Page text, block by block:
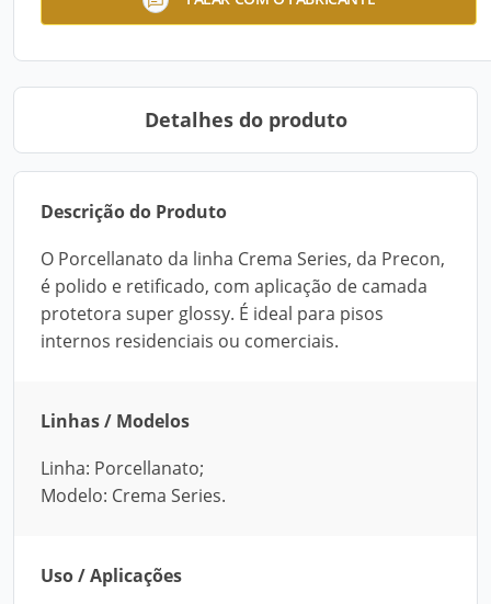
Detalhes do produto
Descrição do Produto
O Porcellanato da linha Crema Series, da Precon,
é polido e retificado, com aplicação de camada
protetora super glossy. É ideal para pisos
internos residenciais ou comerciais.
Linhas / Modelos
Linha: Porcellanato;
Modelo: Crema Series.
Uso / Aplicações